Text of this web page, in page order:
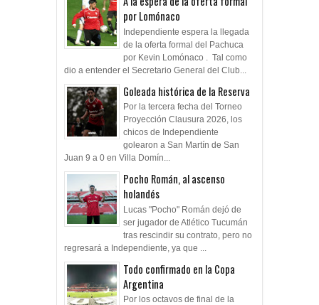
por Lomónaco
Independiente espera la llegada
de la oferta formal del Pachuca
por Kevin Lomónaco . Tal como
dio a entender el Secretario General del Club...
Goleada histórica de la Reserva
Por la tercera fecha del Torneo
Proyección Clausura 2026, los
chicos de Independiente
golearon a San Martín de San
Juan 9 a 0 en Villa Domín...
Pocho Román, al ascenso
holandés
Lucas "Pocho" Román dejó de
ser jugador de Atlético Tucumán
tras rescindir su contrato, pero no
regresará a Independiente, ya que ...
Todo confirmado en la Copa
Argentina
Por los octavos de final de la